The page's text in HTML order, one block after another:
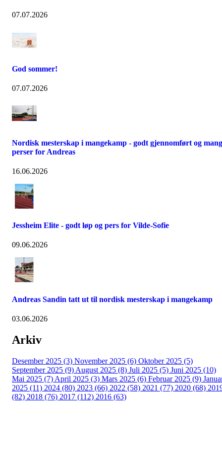
07.07.2026
God sommer!
07.07.2026
Nordisk mesterskap i mangekamp - godt gjennomført og
perser for Andreas
16.06.2026
Jessheim Elite - godt løp og pers for Vilde-Sofie
09.06.2026
Andreas Sandin tatt ut til nordisk mesterskap i mangekamp
03.06.2026
Arkiv
Desember 2025 (3) November 2025 (6) Oktober 2025 (5)
September 2025 (9) August 2025 (8) Juli 2025 (5) Juni 2025 (10)
Mai 2025 (7) April 2025 (3) Mars 2025 (6) Februar 2025 (9)
2025 (11) 2024 (80) 2023 (66) 2022 (58) 2021 (77) 2020 (68)
(82) 2018 (76) 2017 (112) 2016 (63)